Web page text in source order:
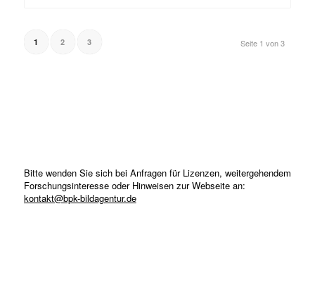
Seite 1 von 3
1 2 3
Bitte wenden Sie sich bei Anfragen für Lizenzen, weitergehendem
Forschungsinteresse oder Hinweisen zur Webseite an:
kontakt@bpk-bildagentur.de